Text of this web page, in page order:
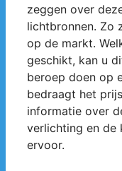
zeggen over
lichtbronnen. Zo
op de markt.
geschikt, kan u
beroep doen op
bedraagt het
informatie over
verlichting en de
ervoor.